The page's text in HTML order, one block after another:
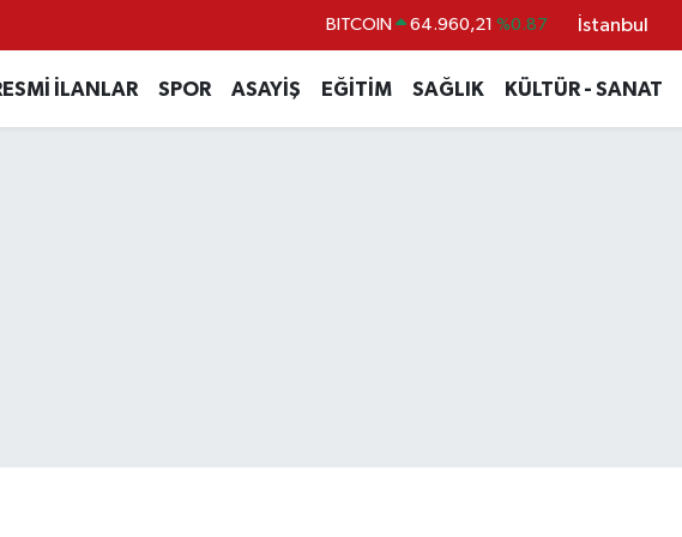
DOLAR 47,7436 %0.18
EURO 55,2510 %0.32
İstanbul
İLANLAR SPOR ASAYİŞ EĞİTİM SAĞLIK KÜLTÜR - SANAT